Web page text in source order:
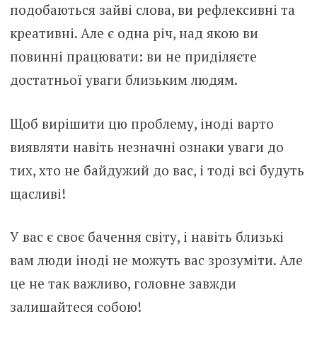
подобаються зайві слова, ви рефлексивні та
креативні. Але є одна річ, над якою ви
повинні працювати: ви не приділяєте
достатньої уваги близьким людям.
Щоб вирішити цю проблему, іноді варто
виявляти навіть незначні ознаки уваги до
тих, хто не байдужий до вас, і тоді всі будуть
щасливі!
У вас є своє бачення світу, і навіть близькі
вам люди іноді не можуть вас зрозуміти. Але
це не так важливо, головне завжди
залишайтеся собою!